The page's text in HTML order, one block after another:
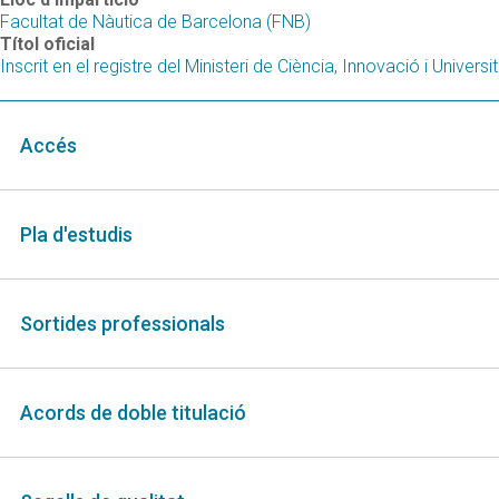
Facultat de Nàutica de Barcelona (FNB)
Títol oficial
Inscrit en el registre del Ministeri de Ciència, Innovació i
Accés
Pla d'estudis
Sortides professionals
Acords de doble titulació